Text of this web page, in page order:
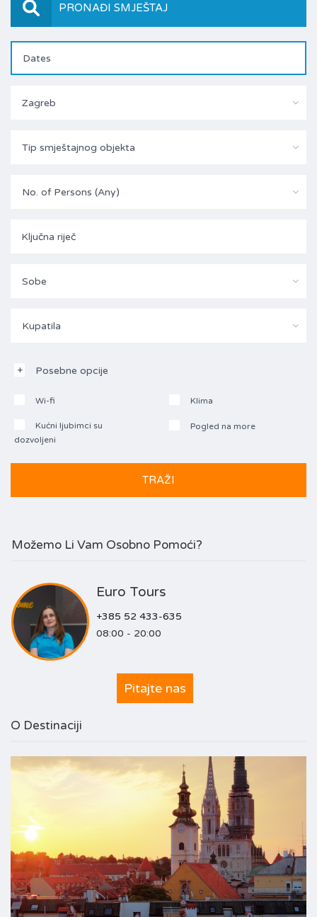
PRONAĐI SMJEŠTAJ
Zagreb
Tip smještajnog objekta
No. of Persons (Any)
Sobe
Kupatila
Posebne opcije
Wi-fi Klima
Kućni ljubimci su
dozvoljeni
Pogled na more
Možemo Li Vam Osobno Pomoći?
Euro Tours
+385 52 433-635
08:00 - 20:00
Pitajte nas
O Destinaciji